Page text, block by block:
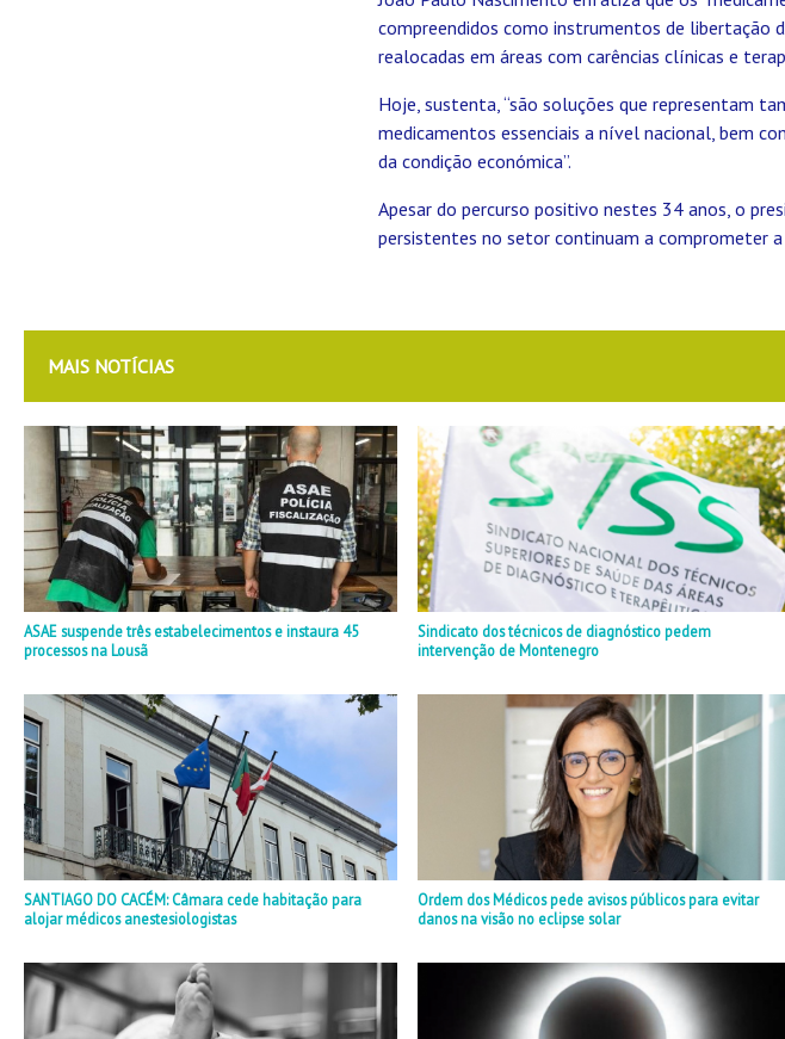
compreendidos como instrumentos de libertação
realocadas em áreas com carências clínicas e
Hoje, sustenta, “são soluções que representam
medicamentos essenciais a nível nacional, bem
da condição económica”.
Apesar do percurso positivo nestes 34 anos, o
persistentes no setor continuam a comprometer
MAIS NOTÍCIAS
ASAE suspende três estabelecimentos e instaura 45
processos na Lousã
Sindicato dos técnicos de diagnóstico pedem
intervenção de Montenegro
SANTIAGO DO CACÉM: Câmara cede habitação para
alojar médicos anestesiologistas
Ordem dos Médicos pede avisos públicos para evitar
danos na visão no eclipse solar